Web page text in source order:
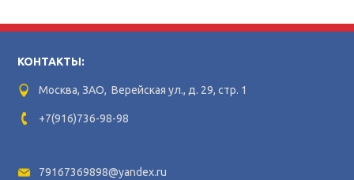
КОНТАКТЫ:
Москва, ЗАО, Верейская ул., д. 29, стр. 1
+7(916)736-98-98
79167369898@yandex.ru